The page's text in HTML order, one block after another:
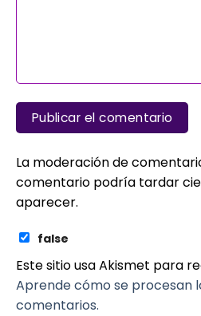
La moderación de
comentario podría tardar
aparecer.
false
Este sitio usa Akismet para
Aprende cómo se procesan
comentarios.